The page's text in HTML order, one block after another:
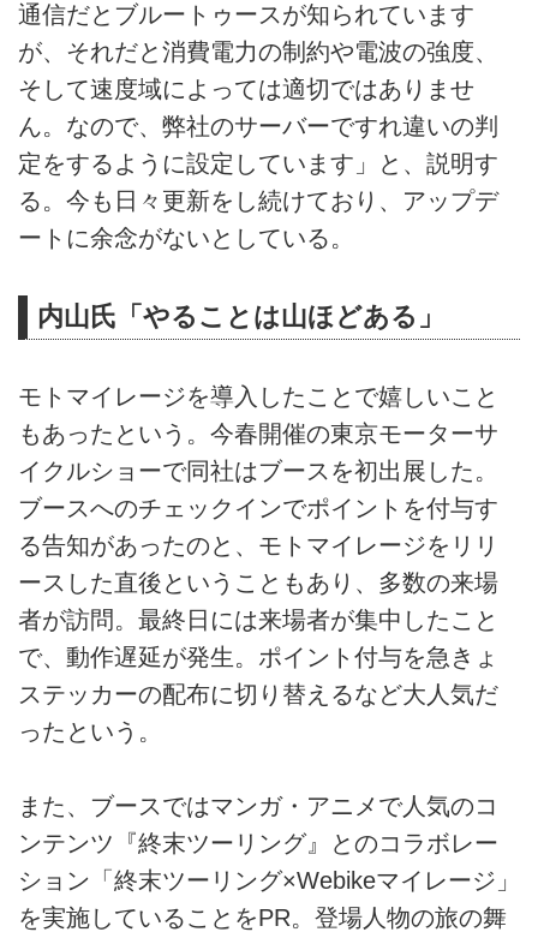
通信だとブルートゥースが知られています
が、それだと消費電力の制約や電波の強度、
そして速度域によっては適切ではありませ
ん。なので、弊社のサーバーですれ違いの判
定をするように設定しています」と、説明す
る。今も日々更新をし続けており、アップデ
ートに余念がないとしている。
内山氏「やることは山ほどある」
モトマイレージを導入したことで嬉しいこと
もあったという。今春開催の東京モーターサ
イクルショーで同社はブースを初出展した。
ブースへのチェックインでポイントを付与す
る告知があったのと、モトマイレージをリリ
ースした直後ということもあり、多数の来場
者が訪問。最終日には来場者が集中したこと
で、動作遅延が発生。ポイント付与を急きょ
ステッカーの配布に切り替えるなど大人気だ
ったという。
また、ブースではマンガ・アニメで人気のコ
ンテンツ『終末ツーリング』とのコラボレー
ション「終末ツーリング×Webikeマイレージ」
を実施していることをPR。登場人物の旅の舞